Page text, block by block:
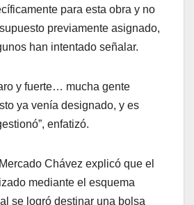
para esta obra y no
previamente asignado,
han intentado señalar.
y fuerte… mucha gente
ya venía designado, y es
enfatizó.
Chávez explicó que el
mediante el esquema
se logró destinar una bolsa